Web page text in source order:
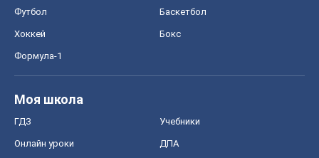
Футбол Баскетбол
Хоккей Бокс
Формула-1
Моя школа
ГДЗ Учебники
Онлайн уроки ДПА